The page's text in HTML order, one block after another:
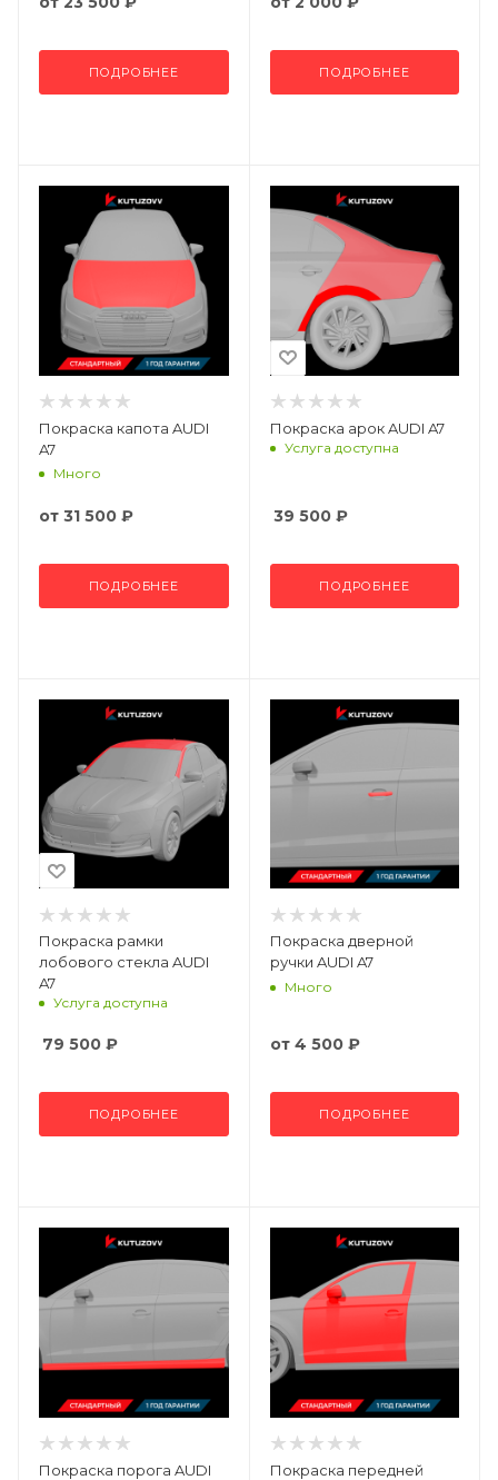
ПОДРОБНЕЕ ПОДРОБНЕЕ
Покраска капота AUDI
A7
Много
от 31 500 ₽
ПОДРОБНЕЕ
Покраска арок AUDI A7
Услуга доступна
39 500₽
ПОДРОБНЕЕ
Покраска рамки
лобового стекла AUDI
A7
Услуга доступна
79 500 ₽
ПОДРОБНЕЕ
Покраска дверной
ручки AUDI A7
Много
от 4 500 ₽
ПОДРОБНЕЕ
Покраска порога AUDI
Покраска передней